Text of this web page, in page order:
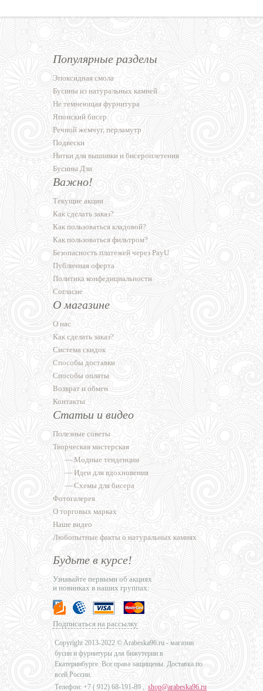
Популярные разделы
Эпоксидная смола
Бусины из натуральных камней
Не темнеющая фурнитура
Японский бисер
Речной жемчуг, перламутр
Подвески
Нитки для вышивки и бисероплетения
Бусины Дзи
Важно!
Текущие акции
Как сделать заказ?
Как пользоваться кладовой?
Как пользоваться фильтром?
Безопасность платежей через PayU
Публичная оферта
Политика конфедициальности
Согласие
О магазине
О нас
Как сделать заказ?
Система скидок
Способы доставки
Способы оплаты
Возврат и обмен
Контакты
Статьи и видео
Полезные советы
Творческая мастерская
— Модные тенденции
— Идеи для вдохновения
— Схемы для бисера
Фотогалерея
О торговых марках
Наше видео
Любопытные факты о натуральных камнях
Будьте в курсе!
Узнавайте первыми об акциях
и новинках в наших группах:
Подписаться на рассылку
Copyright 2013-2022 © Arabeska96.ru - магазин
бусин и фурнитуры для бижутерии в
Екатеринбурге. Все права защищены. Доставка по
всей России.
Телефон: +7 ( 912) 68-191-89 , shop@arabeska96.ru